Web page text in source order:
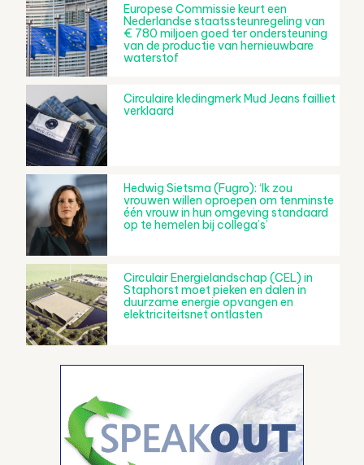
Europese Commissie keurt een
Nederlandse staatssteunregeling van
€ 780 miljoen goed ter ondersteuning
van de productie van hernieuwbare
waterstof
Circulaire kledingmerk Mud Jeans failliet
verklaard
Hedwig Sietsma (Fugro): ‘Ik zou
vrouwen willen oproepen om tenminste
één vrouw in hun omgeving standaard
op te hemelen bij collega’s’
Circulair Energielandschap (CEL) in
Staphorst moet pieken en dalen in
duurzame energie opvangen en
elektriciteitsnet ontlasten